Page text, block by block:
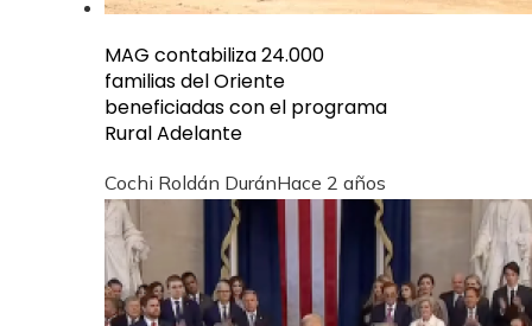
MAG contabiliza 24.000
familias del Oriente
beneficiadas con el programa
Rural Adelante
Cochi Roldán DuránHace 2 años